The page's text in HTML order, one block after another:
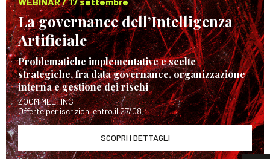
La governance dell’Intelligenza
Artificiale
Problematiche implementative e scelte
strategiche, fra data governance, organizzazione
interna e gestione dei rischi
ZOOM MEETING
Offerte per iscrizioni entro il 27/08
SCOPRI I DETTAGLI